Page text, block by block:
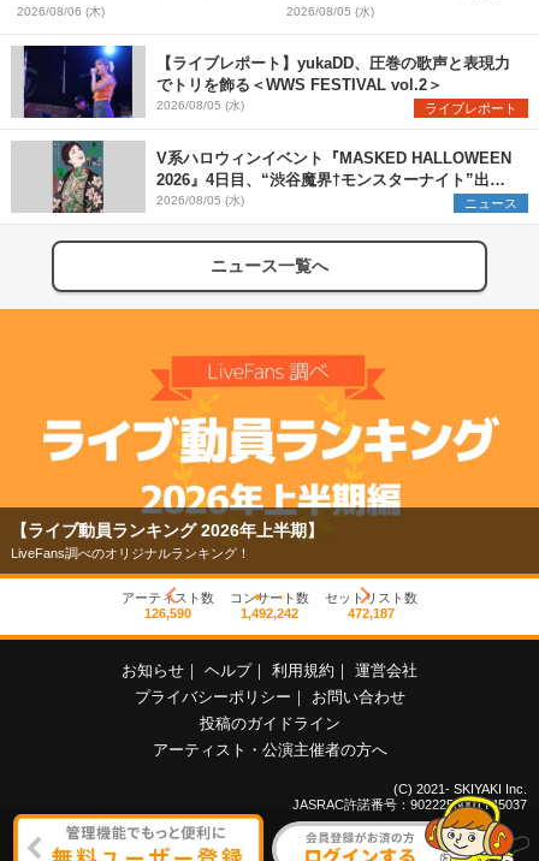
and Loathing in Las Vegasら対
バンアーティストを一斉解禁
2026/08/06 (木)
催 音楽ライブ×盆踊り×DJ×屋台
グルメ×ランタンナイトで彩る2日
間
2026/08/05 (水)
【ライブレポート】yukaDD、圧巻の歌声と表現力
でトリを飾る＜WWS FESTIVAL vol.2＞
2026/08/05 (水) ライブレポート
V系ハロウィンイベント『MASKED HALLOWEEN
2026』4日目、“渋谷魔界†モンスターナイト”出演6
組を発表
2026/08/05 (水) ニュース
ニュース一覧へ
【ライブ動員ランキング 2026年上半期】
LiveFans調べのオリジナルランキング！
アーティスト数
126,590
コンサート数
1,492,242
セットリスト数
472,187
お知らせ ｜ ヘルプ｜ 利用規約 ｜ 運営会社
プライバシーポリシー ｜
お問い合わせ
投稿のガイドライン
アーティスト・公演主催者の方へ
(C) 2021- SKIYAKI Inc.
JASRAC許諾番号：9022255001Y45037